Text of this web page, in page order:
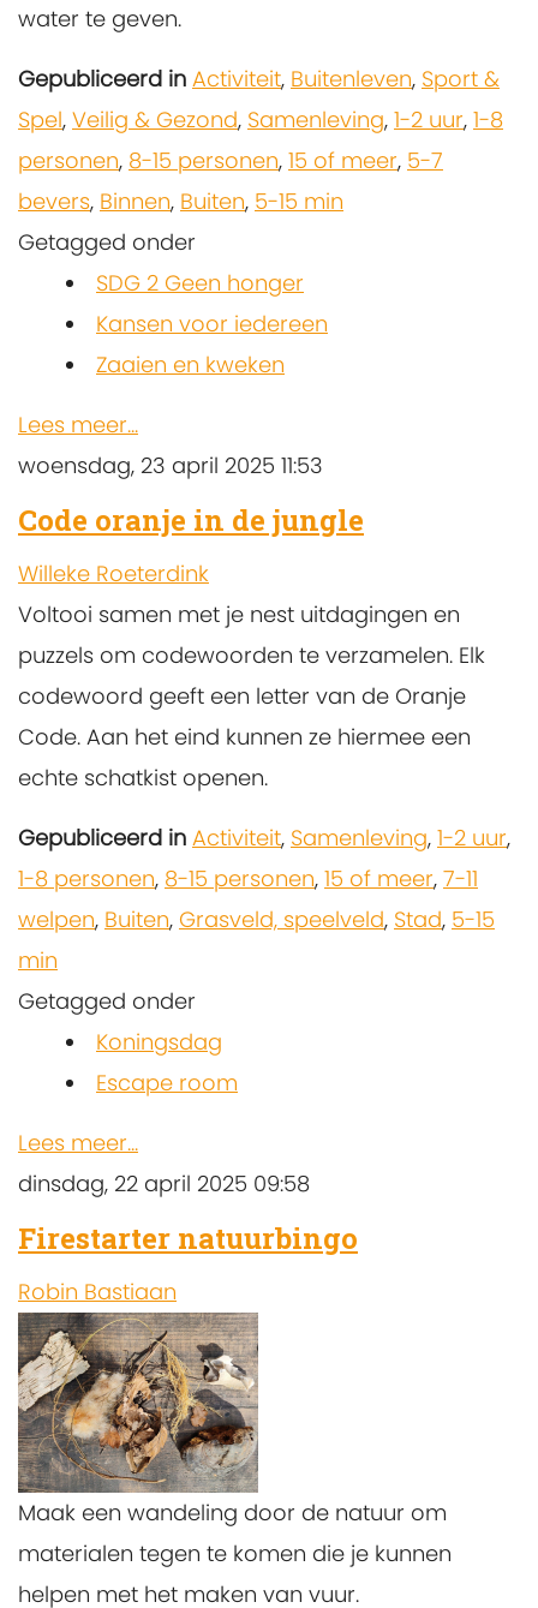
water te geven.
Gepubliceerd in Activiteit, Buitenleven, Sport &
Spel, Veilig & Gezond, Samenleving, 1-2 uur, 1-8
personen, 8-15 personen, 15 of meer, 5-7
bevers, Binnen, Buiten, 5-15 min
Getagged onder
SDG 2 Geen honger
Kansen voor iedereen
Zaaien en kweken
Lees meer...
woensdag, 23 april 2025 11:53
Code oranje in de jungle
Willeke Roeterdink
Voltooi samen met je nest uitdagingen en
puzzels om codewoorden te verzamelen. Elk
codewoord geeft een letter van de Oranje
Code. Aan het eind kunnen ze hiermee een
echte schatkist openen.
Gepubliceerd in Activiteit, Samenleving, 1-2 uur,
1-8 personen, 8-15 personen, 15 of meer, 7-11
welpen, Buiten, Grasveld, speelveld, Stad, 5-15
min
Getagged onder
Koningsdag
Escape room
Lees meer...
dinsdag, 22 april 2025 09:58
Firestarter natuurbingo
Robin Bastiaan
Maak een wandeling door de natuur om
materialen tegen te komen die je kunnen
helpen met het maken van vuur.